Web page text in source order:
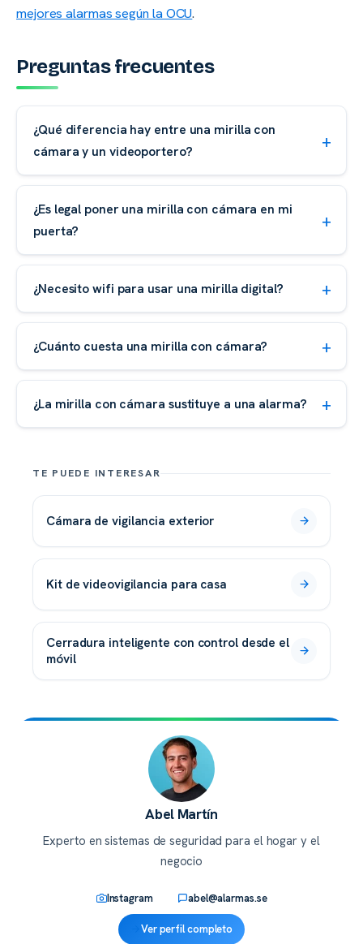
mejores alarmas según la OCU.
Preguntas frecuentes
¿Qué diferencia hay entre una mirilla con
cámara y un videoportero?
¿Es legal poner una mirilla con cámara en mi
puerta?
¿Necesito wifi para usar una mirilla digital?
¿Cuánto cuesta una mirilla con cámara?
¿La mirilla con cámara sustituye a una alarma?
TE PUEDE INTERESAR
cámara de vigilancia exterior
kit de videovigilancia para casa
cerradura inteligente con control desde el
móvil
Abel Martín
Experto en sistemas de seguridad para el hogar y el
negocio
Instagram abel@alarmas.se
Ver perfil completo